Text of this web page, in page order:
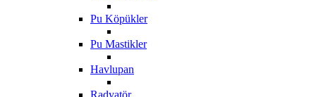
Pu Köpükler
Pu Mastikler
Havlupan
Radyatör